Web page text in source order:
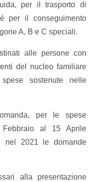
per il trasporto di
per il conseguimento
A, B e C speciali.
alle persone con
del nucleo familiare
sostenute nelle
per le spese
al 15 Aprile
nel 2021 le domande
alla presentazione